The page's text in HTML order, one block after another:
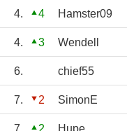
4. 4 Hamster09
4. 3 Wendell
6. chief55
7. 2 SimonE